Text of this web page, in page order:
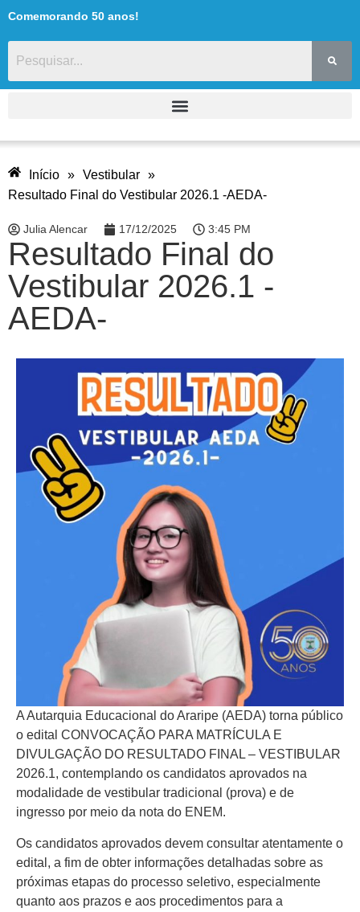
Comemorando 50 anos!
Início » Vestibular »
Resultado Final do Vestibular 2026.1 -AEDA-
Julia Alencar 17/12/2025 3:45 PM
Resultado Final do
Vestibular 2026.1 -
AEDA-
A Autarquia Educacional do Araripe (AEDA) torna público
o edital CONVOCAÇÃO PARA MATRÍCULA E
DIVULGAÇÃO DO RESULTADO FINAL – VESTIBULAR
2026.1, contemplando os candidatos aprovados na
modalidade de vestibular tradicional (prova) e de
ingresso por meio da nota do ENEM.
Os candidatos aprovados devem consultar atentamente o
edital, a fim de obter informações detalhadas sobre as
próximas etapas do processo seletivo, especialmente
quanto aos prazos e aos procedimentos para a